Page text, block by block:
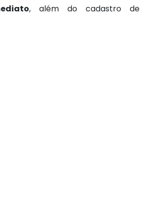
, além do cadastro de